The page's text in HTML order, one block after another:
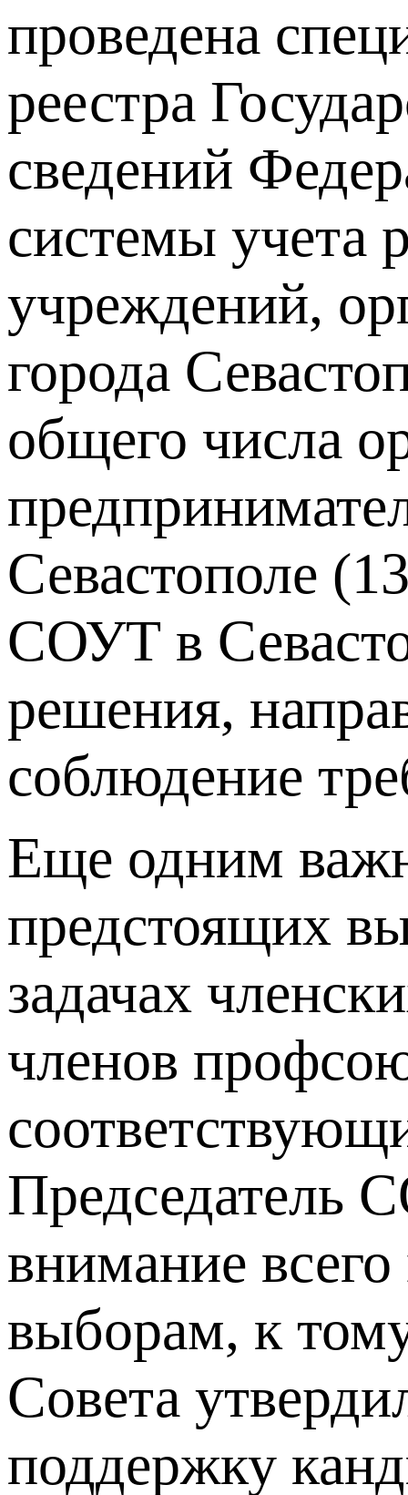
проведена
реестра
сведений
системы учета
учреждений,
города
общего числа
Севастополе
СОУТ в
решения,
соблюдение
Еще одним
предстоящих
задачах
членов
Председатель
внимание
выборам, к
Совета
поддержку